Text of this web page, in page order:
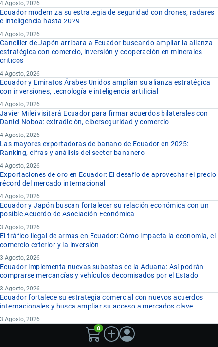
4 Agosto, 2026
Ecuador moderniza su estrategia de seguridad con drones, radares
e inteligencia hasta 2029
4 Agosto, 2026
Canciller de Japón arribara a Ecuador buscando ampliar la alianza
estratégica con comercio, inversión y cooperación en minerales
críticos
4 Agosto, 2026
Ecuador y Emiratos Árabes Unidos amplían su alianza estratégica
con inversiones, tecnología e inteligencia artificial
4 Agosto, 2026
Javier Milei visitará Ecuador para firmar acuerdos bilaterales con
Daniel Noboa: extradición, ciberseguridad y comercio
4 Agosto, 2026
Las mayores exportadoras de banano de Ecuador en 2025:
Ranking, cifras y análisis del sector bananero
4 Agosto, 2026
Exportaciones de oro en Ecuador: El desafío de aprovechar el precio
récord del mercado internacional
4 Agosto, 2026
Ecuador y Japón buscan fortalecer su relación económica con un
posible Acuerdo de Asociación Económica
3 Agosto, 2026
El tráfico ilegal de armas en Ecuador: Cómo impacta la economía, el
comercio exterior y la inversión
3 Agosto, 2026
Ecuador implementa nuevas subastas de la Aduana: Así podrán
comprarse mercancías y vehículos decomisados por el Estado
3 Agosto, 2026
Ecuador fortalece su estrategia comercial con nuevos acuerdos
internacionales y busca ampliar su acceso a mercados clave
3 Agosto, 2026
0